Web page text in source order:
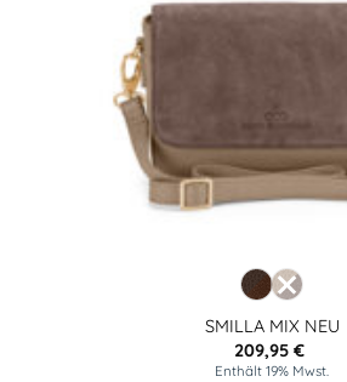
SMILLA MIX NEU
209,95 €
Enthält 19% Mwst.